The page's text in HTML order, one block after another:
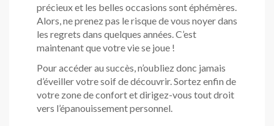
précieux et les belles occasions sont éphémères.
Alors, ne prenez pas le risque de vous noyer dans
les regrets dans quelques années. C’est
maintenant que votre vie se joue !
Pour accéder au succès, n’oubliez donc jamais
d’éveiller votre soif de découvrir. Sortez enfin de
votre zone de confort et dirigez-vous tout droit
vers l’épanouissement personnel.